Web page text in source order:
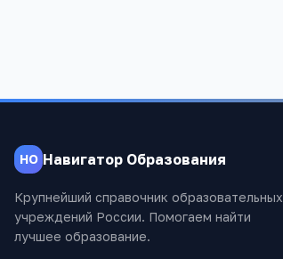
НО Навигатор Образования
Крупнейший справочник образовательных
учреждений России. Помогаем найти
лучшее образование.